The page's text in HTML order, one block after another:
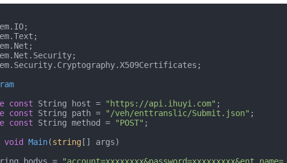
const String host = "https://api.ihuyi.com" ;
const String path = "/veh/enttranslic/Submit.json" ;
const String method = "POST" ;
void Main(string [] args)